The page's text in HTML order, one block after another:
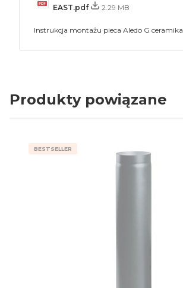
EAST.pdf
2.29 MB
Instrukcja montażu pieca Aledo G ceramika
Produkty powiązane
BESTSELLER